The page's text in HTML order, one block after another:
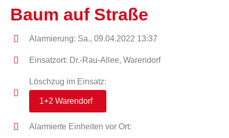
Baum auf Straße
Alarmierung: Sa., 09.04.2022 13:37
Einsatzort: Dr.-Rau-Allee, Warendorf
Löschzug im Einsatz:
1+2 Warendorf
Alarmierte Einheiten vor Ort: